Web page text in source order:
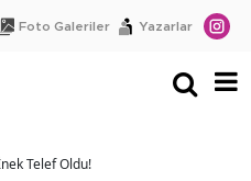
Foto Galeriler Yazarlar
Telef Oldu!